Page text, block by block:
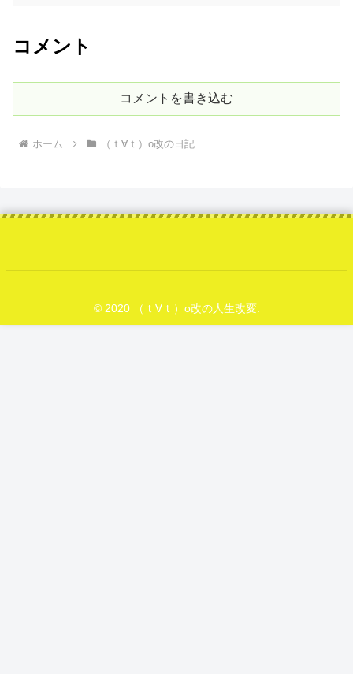
コメント
コメントを書き込む
ホーム （ｔ∀ｔ）o改の日記
© 2020 （ｔ∀ｔ）o改の人生改変.